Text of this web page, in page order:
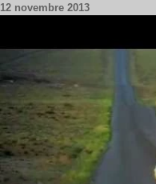
12 novembre 2013